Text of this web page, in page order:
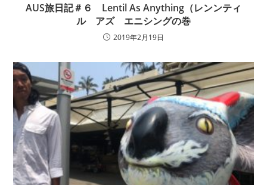
AUS旅日記＃６ Lentil As Anything（レンンティ
ル アズ エニシングの巻
2019年2月19日